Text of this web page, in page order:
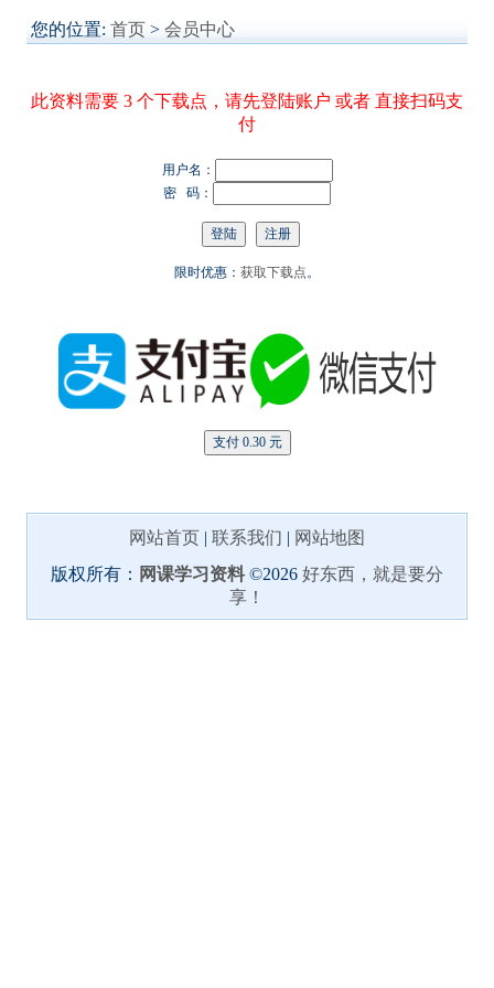
您的位置: 首页 > 会员中心
此资料需要 3 个下载点，请先登陆账户 或者 直接扫码支
付
用户名：
密 码：
限时优惠： 获取下载点。
网站首页 | 联系我们 | 网站地图
版权所有： 网课学习资料©2026 好东西，就是要分
享！